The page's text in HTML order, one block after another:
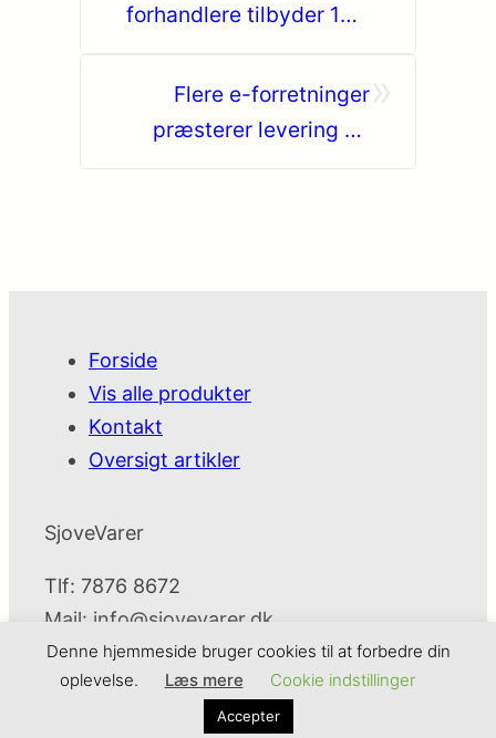
forhandlere tilbyder 1
Flere e-forretninger
præsterer levering på
Forside
Vis alle produkter
Kontakt
Oversigt artikler
SjoveVarer
Tlf: 7876 8672
Mail: info@sjovevarer.dk
Cookie- og privatlivspolitik
Denne hjemmeside bruger cookies til at forbedre din
oplevelse.
Læs mere Cookie indstillinger
Accepter